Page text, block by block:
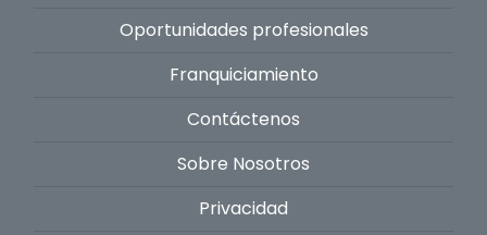
Oportunidades profesionales
Franquiciamiento
Contáctenos
Sobre Nosotros
Privacidad